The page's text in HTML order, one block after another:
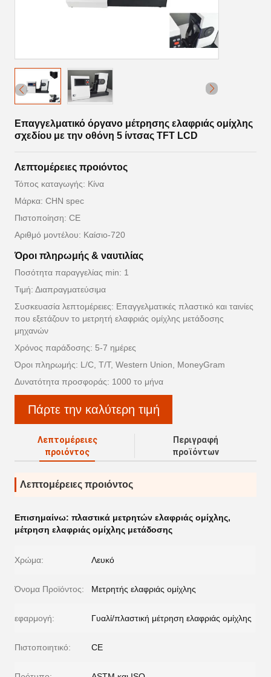
Επαγγελματικό όργανο μέτρησης ελαφριάς ομίχλης
σχεδίου με την οθόνη 5 ίντσας TFT LCD
Λεπτομέρειες προιόντος
Τόπος καταγωγής: Κίνα
Μάρκα: CHN spec
Πιστοποίηση: CE
Αριθμό μοντέλου: Καίσιο-720
Όροι πληρωμής & ναυτιλίας
Ποσότητα παραγγελίας min: 1
Τιμή: Διαπραγματεύσιμα
Συσκευασία λεπτομέρειες: Επαγγελματικές πλαστικό και ταινίες
που εξετάζουν το μετρητή ελαφριάς ομίχλης μετάδοσης
μηχανών
Χρόνος παράδοσης: 5-7 ημέρες
Όροι πληρωμής: L/C, T/T, Western Union, MoneyGram
Δυνατότητα προσφοράς: 1000 το μήνα
Πάρτε την καλύτερη τιμή
Λεπτομέρειες
προιόντος
Περιγραφή
προϊόντων
Λεπτομέρειες προιόντος
Επισημαίνω: πλαστικά μετρητών ελαφριάς ομίχλης,
μέτρηση ελαφριάς ομίχλης μετάδοσης
Χρώμα: Λευκό
Όνομα Προϊόντος: Μετρητής ελαφριάς ομίχλης
εφαρμογή: Γυαλί/πλαστική μέτρηση ελαφριάς ομίχλης
Πιστοποιητικό: CE